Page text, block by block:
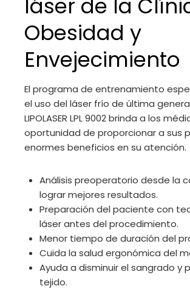
láser de la
Obesidad y
Envejecimiento
El programa de entrenamiento
el uso del láser frío de última
LIPOLASER LPL 9002 brinda a los
oportunidad de proporcionar a sus
enormes beneficios en su atención.
Análisis preoperatorio desde la
lograr mejores resultados.
Preparación del paciente con
láser antes del procedimiento.
Menor tiempo de duración del
Cuida la salud ergonómica del
Ayuda a disminuir el sangrado y
tejido.